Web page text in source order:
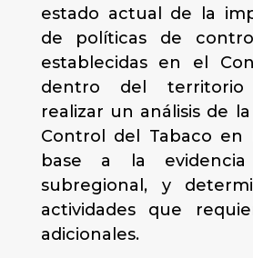
estado actual de la
de políticas de
establecidas en el
dentro del
realizar un análisis de
Control del Tabaco en
base a la
subregional, y
actividades que
adicionales.